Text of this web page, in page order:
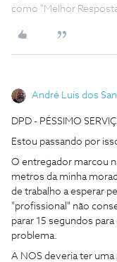
como "Melhor
André Luis dos
DPD - PÉSSIMO
Estou passando por
O entregador marcou
metros da minha
de trabalho a esperar
"profissional" não
parar 15 segundos
problema.
A NOS deveria ter